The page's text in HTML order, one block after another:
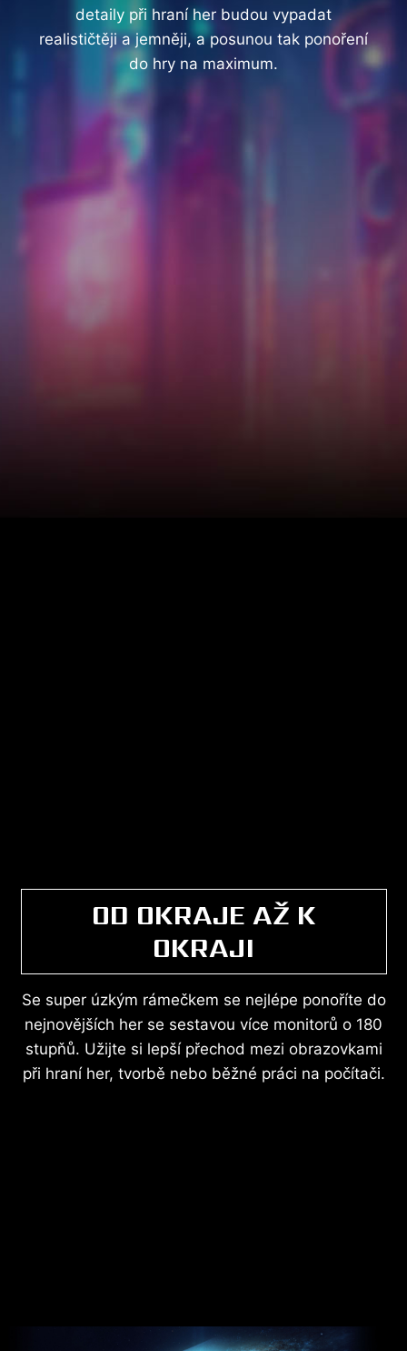
detaily při hraní her budou vypadat
realističtěji a jemněji, a posunou tak ponoření
do hry na maximum.
OD OKRAJE AŽ K
OKRAJI
Se super úzkým rámečkem se nejlépe ponoříte do
nejnovějších her se sestavou více monitorů o 180
stupňů. Užijte si lepší přechod mezi obrazovkami
při hraní her, tvorbě nebo běžné práci na počítači.